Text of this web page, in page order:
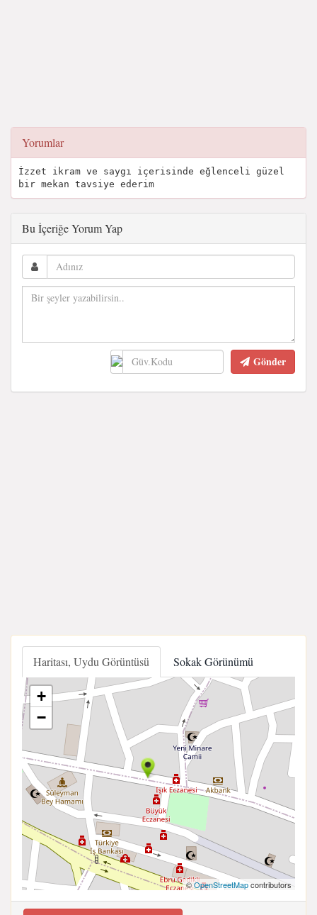
Yorumlar
İzzet ikram ve saygı içerisinde eğlenceli güzel
bir mekan tavsiye ederim
Bu İçeriğe Yorum Yap
Gönder
Haritası, Uydu Görüntüsü Sokak Görünümü
+
−
©OpenStreetMapcontributors